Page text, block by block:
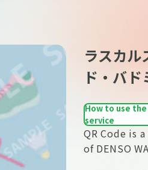
ラスカル
ド・バ
How to use the
service
QR Code is
of DENSO